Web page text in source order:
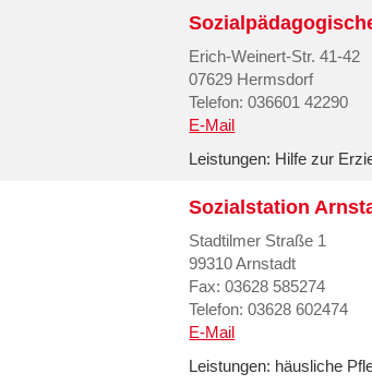
Erich-Weinert-Str. 41-42
07629 Hermsdorf
Telefon: 036601 42290
E-Mail
Leistungen: Hilfe zur
Sozialstation
Stadtilmer Straße 1
99310 Arnstadt
Fax: 03628 585274
Telefon: 03628 602474
E-Mail
Leistungen: häusliche